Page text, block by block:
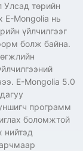
Улсад төрийн
E-Mongolia нь
үйлчилгээг
болж байна.
E-Mongolia 5.0
программ
боломжтой
нийтэд